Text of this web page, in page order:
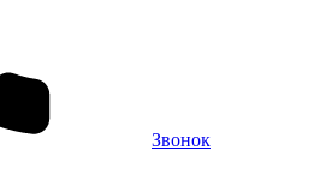
Звонок